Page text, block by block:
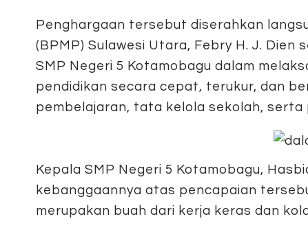
Penghargaan tersebut diserahkan
(BPMP) Sulawesi Utara, Febry H. J.
SMP Negeri 5 Kotamobagu dalam
pendidikan secara cepat, terukur, dan
pembelajaran, tata kelola sekolah,
Kepala SMP Negeri 5 Kotamobagu,
kebanggaannya atas pencapaian
merupakan buah dari kerja keras dan